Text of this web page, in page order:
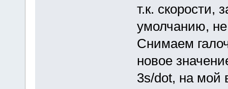
т.к. скорости,
умолчанию,
Снимаем
новое
3s/dot, на мой